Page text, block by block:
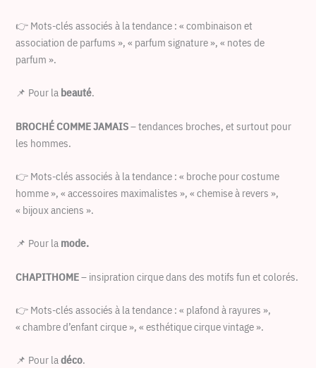
👉 Mots-clés associés à la tendance : « combinaison et
association de parfums », « parfum signature », « notes de
parfum ».
📌 Pour la beauté.
BROCHÉ COMME JAMAIS– tendances broches, et surtout pour
les hommes.
👉 Mots-clés associés à la tendance : « broche pour costume
homme », « accessoires maximalistes », « chemise à revers »,
« bijoux anciens ».
📌 Pour la mode.
CHAPITHOME– insipration cirque dans des motifs fun et colorés.
👉 Mots-clés associés à la tendance : « plafond à rayures »,
« chambre d’enfant cirque », « esthétique cirque vintage ».
📌 Pour ladéco.